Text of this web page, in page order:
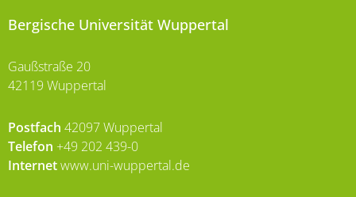
Bergische Universität Wuppertal
Gaußstraße 20
42119 Wuppertal
Postfach 42097 Wuppertal
Telefon +49 202 439-0
Internetwww.uni-wuppertal.de